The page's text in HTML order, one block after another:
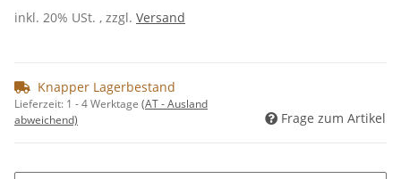
inkl. 20% USt. , zzgl. Versand
Knapper Lagerbestand
Lieferzeit: 1 - 4 Werktage (AT - Ausland
abweichend)
Frage zum Artikel